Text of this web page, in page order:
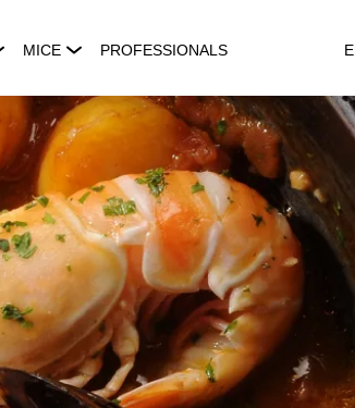
MICE PROFESSIONALS